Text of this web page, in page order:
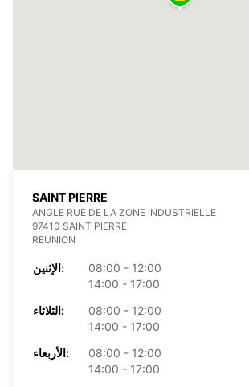
SAINT PIERRE
ANGLE RUE DE LA ZONE INDUSTRIELLE
97410 SAINT PIERRE
REUNION
الإثنين:
08:00 - 12:00
14:00 - 17:00
الثلاثاء:
08:00 - 12:00
14:00 - 17:00
الأربعاء:
08:00 - 12:00
14:00 - 17:00